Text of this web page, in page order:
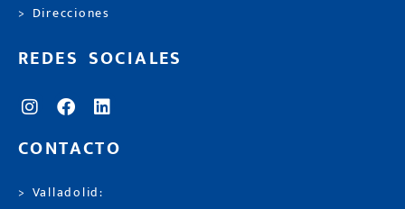
> Direcciones
REDES SOCIALES
CONTACTO
> Valladolid: